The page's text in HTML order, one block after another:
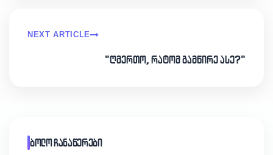
NEXT ARTICLE
"ღმერთო, რატომ გამწირე ასე?"
ბოლო ჩანაწერები